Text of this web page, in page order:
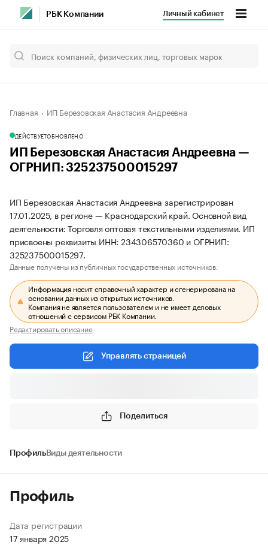
РБК Компании Личный кабинет
Главная ИП Березовская Анастасия Андреевна
ДЕЙСТВУЕТОБНОВЛЕНО
ИП Березовская Анастасия Андреевна —
ОГРНИП: 325237500015297
ИП Березовская Анастасия Андреевна зарегистрирован
17.01.2025, в регионе — Краснодарский край. Основной вид
деятельности: Торговля оптовая текстильными изделиями. ИП
присвоены реквизиты ИНН: 234306570360 и ОГРНИП:
325237500015297.
Данные получены из публичных государственных источников.
Информация носит справочный характер и сгенерирована на
основании данных из открытых источников.
Компания не является пользователем и не имеет деловых
отношений с сервисом РБК Компании.
Редактировать описание
Управлять страницей
Поделиться
ПрофильВиды деятельности
Профиль
Дата регистрации
17 января 2025